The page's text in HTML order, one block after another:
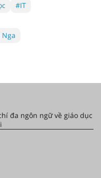
#IT
đa ngôn ngữ về giáo dục